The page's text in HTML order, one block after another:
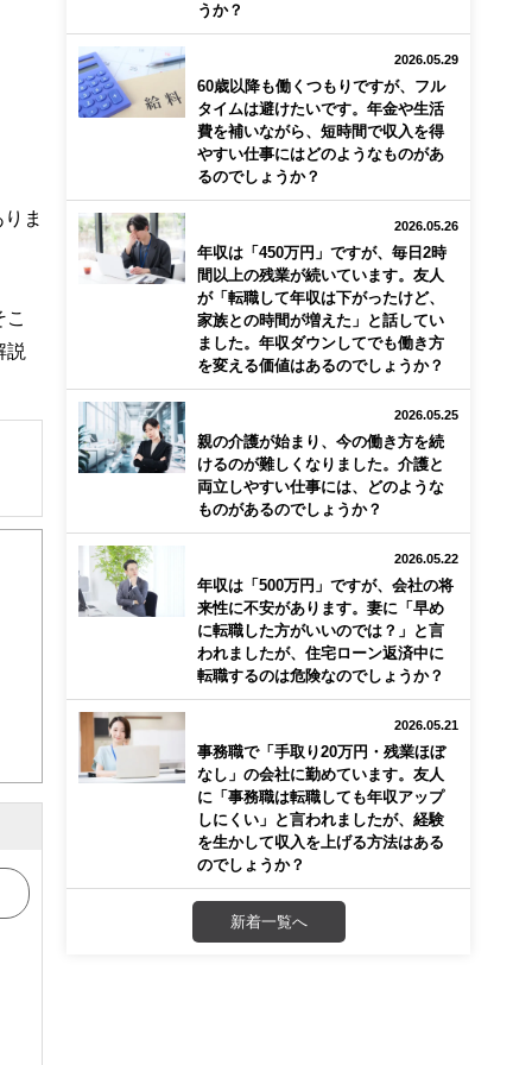
ま
説
き
うか？
2026.05.29
60歳以降も働くつもりですが、フル
タイムは避けたいです。年金や生活
費を補いながら、短時間で収入を得
やすい仕事にはどのようなものがあ
るのでしょうか？
2026.05.26
年収は「450万円」ですが、毎日2時
間以上の残業が続いています。友人
が「転職して年収は下がったけど、
家族との時間が増えた」と話してい
ました。年収ダウンしてでも働き方
を変える価値はあるのでしょうか？
2026.05.25
親の介護が始まり、今の働き方を続
けるのが難しくなりました。介護と
両立しやすい仕事には、どのような
ものがあるのでしょうか？
2026.05.22
年収は「500万円」ですが、会社の将
来性に不安があります。妻に「早め
に転職した方がいいのでは？」と言
われましたが、住宅ローン返済中に
転職するのは危険なのでしょうか？
2026.05.21
事務職で「手取り20万円・残業ほぼ
なし」の会社に勤めています。友人
に「事務職は転職しても年収アップ
しにくい」と言われましたが、経験
を生かして収入を上げる方法はある
のでしょうか？
新着一覧へ